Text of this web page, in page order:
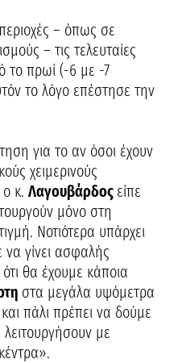
– όπως σε
– τις τελευταίες
το πρωί (-6 με -7
το λόγο επέστησε την
για το αν όσοι έχουν
χειμερινούς
κ. Λαγουβάρδος είπε
μόνο στη
Νοτιότερα υπάρχει
να γίνει ασφαλής
θα έχουμε κάποια
στα μεγάλα υψόμετρα
πάλι πρέπει να δούμε
με